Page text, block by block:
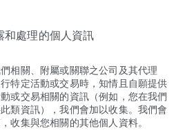
和處理的個人資訊
相關、附屬或關聯之公司及其代理
特定活動或交易時，知情且自願提供
或交易相關的資訊（例如，您在我們
類資訊），我們會加以收集。我們會
收集與您相關的其他個人資料。